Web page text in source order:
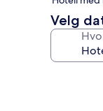
4.0
stjerner
Velg